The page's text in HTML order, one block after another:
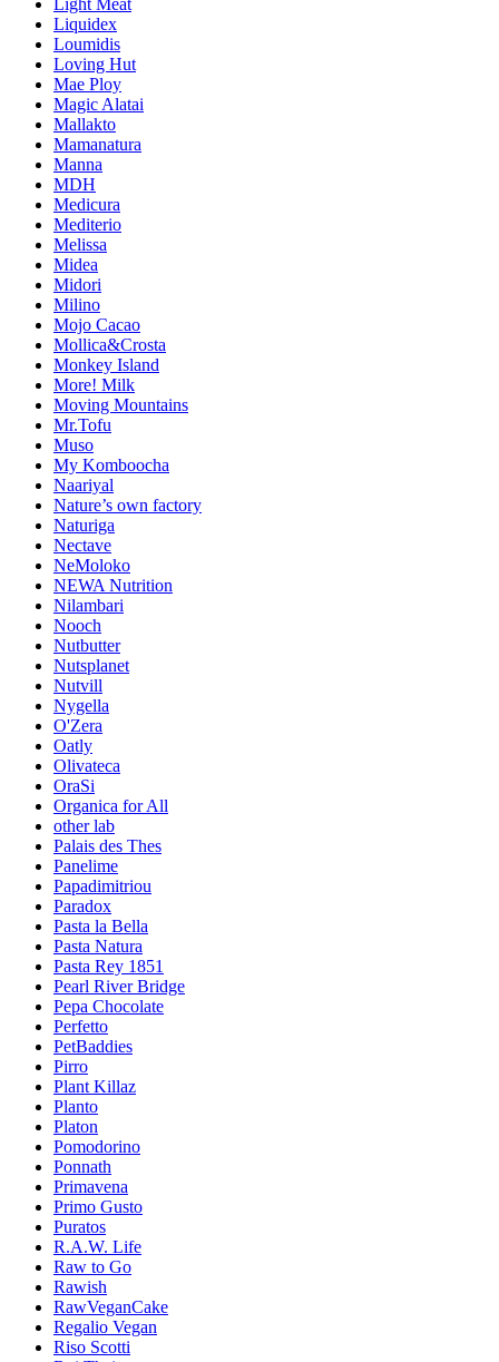
Light Meat
Liquidex
Loumidis
Loving Hut
Mae Ploy
Magic Alatai
Mallakto
Mamanatura
Manna
MDH
Medicura
Mediterio
Melissa
Midea
Midori
Milino
Mojo Cacao
Mollica&Crosta
Monkey Island
More! Milk
Moving Mountains
Mr.Tofu
Muso
My Komboocha
Naariyal
Nature’s own factory
Naturiga
Nectave
NeMoloko
NEWA Nutrition
Nilambari
Nooch
Nutbutter
Nutsplanet
Nutvill
Nygella
O'Zera
Oatly
Olivateca
OraSi
Organica for All
other lab
Palais des Thes
Panelime
Papadimitriou
Paradox
Pasta la Bella
Pasta Natura
Pasta Rey 1851
Pearl River Bridge
Pepa Chocolate
Perfetto
PetBaddies
Pirro
Plant Killaz
Planto
Platon
Pomodorino
Ponnath
Primavena
Primo Gusto
Puratos
R.A.W. Life
Raw to Go
Rawish
RawVeganCake
Regalio Vegan
Riso Scotti